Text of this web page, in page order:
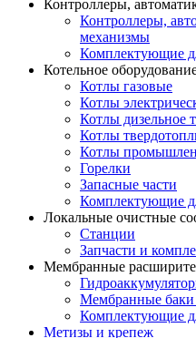
Контроллеры,
Контроллеры,
механизмы
Комплектующие
Котельное
Котлы газовые
Котлы
Котлы дизельное
Котлы
Котлы
Горелки
Запасные части
Комплектующие
Локальные очистные
Станции
Запчасти и
Мембранные
Мембранные баки
Комплектующие
Метизы и крепеж